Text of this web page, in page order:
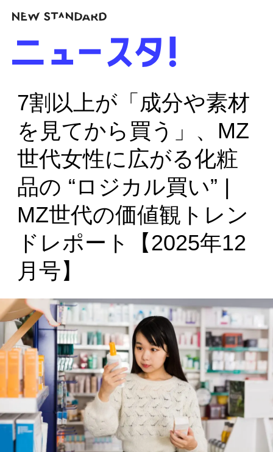
7割以上が「成分や素材
を見てから買う」、MZ
世代女性に広がる化粧
品の “ロジカル買い” |
MZ世代の価値観トレン
ドレポート【2025年12
月号】